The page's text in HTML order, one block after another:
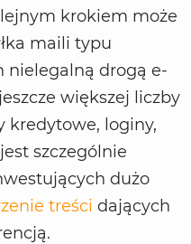
krokiem może
maili typu
nielegalną drogą e-
większej liczby
kredytowe, loginy,
szczególnie
dużo
treści dających